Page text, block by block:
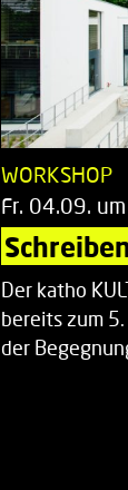
WORKSHOP
Fr. 04.09.
Der katho
bereits zum 5.
der